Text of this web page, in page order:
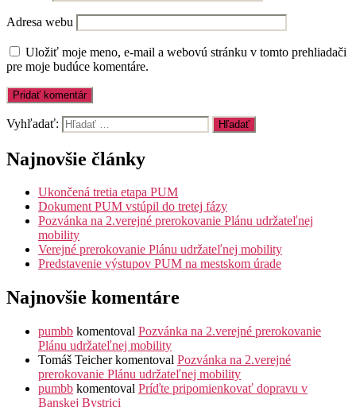
Adresa webu
Uložiť moje meno, e-mail a webovú stránku v tomto prehliadači
pre moje budúce komentáre.
Vyhľadať:
Najnovšie články
Ukončená tretia etapa PUM
Dokument PUM vstúpil do tretej fázy
Pozvánka na 2.verejné prerokovanie Plánu udržateľnej
mobility
Verejné prerokovanie Plánu udržateľnej mobility
Predstavenie výstupov PUM na mestskom úrade
Najnovšie komentáre
pumbb komentoval Pozvánka na 2.verejné prerokovanie
Plánu udržateľnej mobility
Tomáš Teicherkomentoval Pozvánka na 2.verejné
prerokovanie Plánu udržateľnej mobility
pumbb komentoval Príďte pripomienkovať dopravu v
Banskej Bystrici